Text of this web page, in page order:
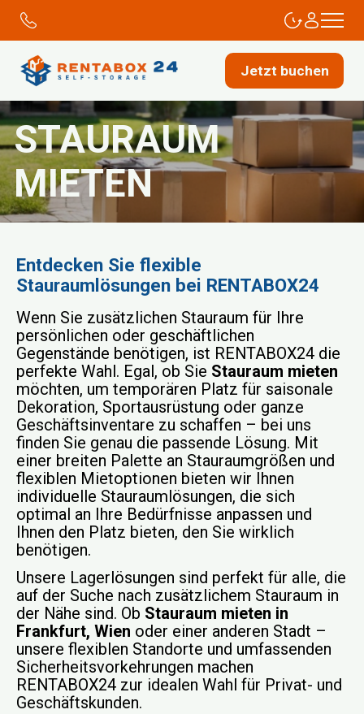
Jetzt buchen
STAURAUM
MIETEN
Entdecken Sie flexible
Stauraumlösungen bei RENTABOX24
Wenn Sie zusätzlichen Stauraum für Ihre
persönlichen oder geschäftlichen
Gegenstände benötigen, ist RENTABOX24 die
perfekte Wahl. Egal, ob Sie Stauraum mieten
möchten, um temporären Platz für saisonale
Dekoration, Sportausrüstung oder ganze
Geschäftsinventare zu schaffen – bei uns
finden Sie genau die passende Lösung. Mit
einer breiten Palette an Stauraumgrößen und
flexiblen Mietoptionen bieten wir Ihnen
individuelle Stauraumlösungen, die sich
optimal an Ihre Bedürfnisse anpassen und
Ihnen den Platz bieten, den Sie wirklich
benötigen.
Unsere Lagerlösungen sind perfekt für alle, die
auf der Suche nach zusätzlichem Stauraum in
der Nähe sind. Ob Stauraum mieten in
Frankfurt, Wien oder einer anderen Stadt –
unsere flexiblen Standorte und umfassenden
Sicherheitsvorkehrungen machen
RENTABOX24 zur idealen Wahl für Privat- und
Geschäftskunden.